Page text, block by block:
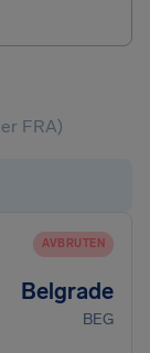
AVBRUTEN
Belgrade
BEG